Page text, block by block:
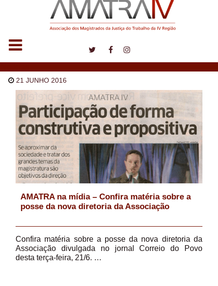
21 JUNHO 2016
AMATRA na mídia – Confira matéria sobre a
posse da nova diretoria da Associação
Confira matéria sobre a posse da nova diretoria da
Associação divulgada no jornal Correio do Povo
desta terça-feira, 21/6. …